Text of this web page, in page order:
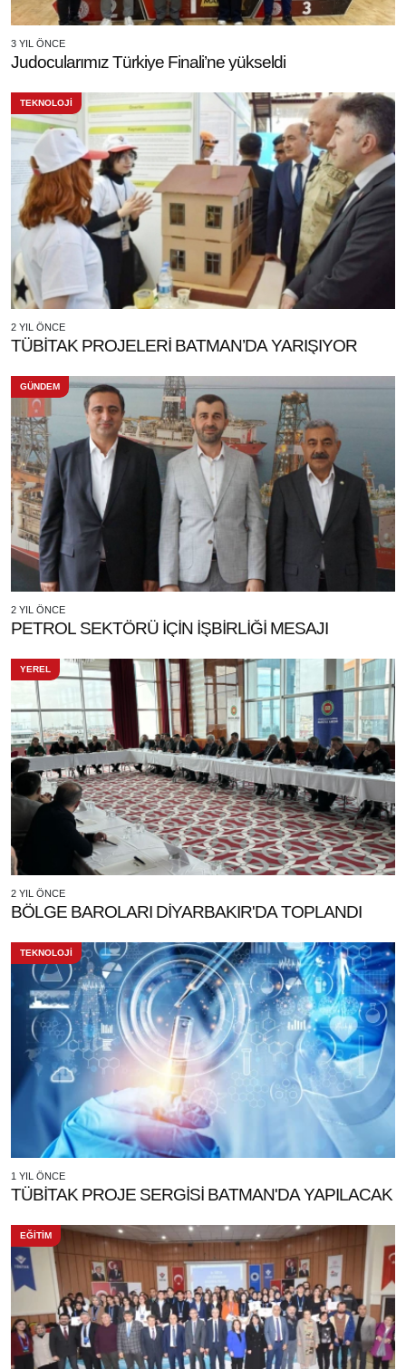
3 YIL ÖNCE
Judocularımız Türkiye Finali’ne yükseldi
TEKNOLOJİ
2 YIL ÖNCE
TÜBİTAK PROJELERİ BATMAN’DA YARIŞIYOR
GÜNDEM
2 YIL ÖNCE
PETROL SEKTÖRÜ İÇİN İŞBİRLİĞİ MESAJI
YEREL
2 YIL ÖNCE
BÖLGE BAROLARI DİYARBAKIR'DA TOPLANDI
TEKNOLOJİ
1 YIL ÖNCE
TÜBİTAK PROJE SERGİSİ BATMAN'DA YAPILACAK
EĞİTİM